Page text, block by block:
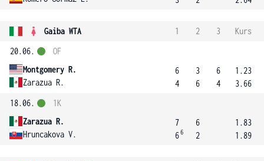
Gaiba WTA 1 2 3
Kurs
20.06.
Montgomery R.
Zarazua R.
OF
6
4
3
6
6
4
1.23
3.66
18.06.
Zarazua R.
Hruncakova V.
1K
7
66
6
2
1.83
1.89